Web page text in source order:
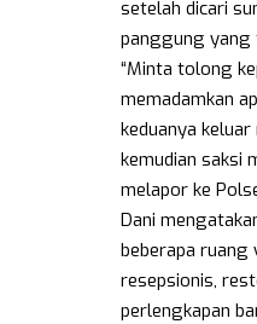
setelah dicari
panggung yang
“Minta tolong
memadamkan
keduanya
kemudian saksi
melapor ke
Dani
beberapa ruang
resepsionis,
perlengkapan